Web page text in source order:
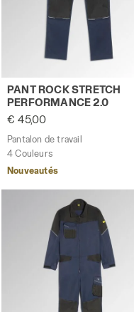
Pantalon de travail
PANT ROCK STRETCH
PERFORMANCE 2.0
€ 45,00
Pantalon de travail
4 Couleurs
Nouveautés